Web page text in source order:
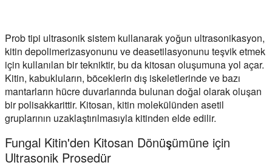
Prob tipi ultrasonik sistem kullanarak yoğun ultrasonikasyon,
kitin depolimerizasyonunu ve deasetilasyonunu teşvik etmek
için kullanılan bir tekniktir, bu da kitosan oluşumuna yol açar.
Kitin, kabukluların, böceklerin dış iskeletlerinde ve bazı
mantarların hücre duvarlarında bulunan doğal olarak oluşan
bir polisakkarittir. Kitosan, kitin molekülünden asetil
gruplarının uzaklaştırılmasıyla kitinden elde edilir.
Fungal Kitin'den Kitosan Dönüşümüne için
Ultrasonik Prosedür